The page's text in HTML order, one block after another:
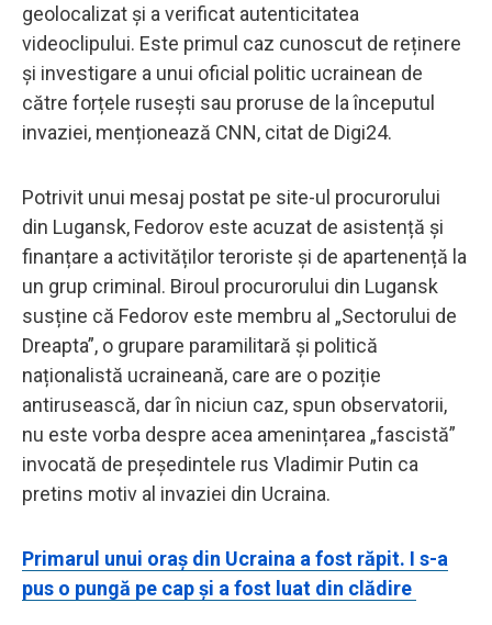
geolocalizat și a verificat autenticitatea
videoclipului. Este primul caz cunoscut de reținere
și investigare a unui oficial politic ucrainean de
către forțele rusești sau proruse de la începutul
invaziei, menționează CNN, citat de Digi24.
Potrivit unui mesaj postat pe site-ul procurorului
din Lugansk, Fedorov este acuzat de asistență și
finanțare a activităților teroriste și de apartenență la
un grup criminal. Biroul procurorului din Lugansk
susține că Fedorov este membru al „Sectorului de
Dreapta”, o grupare paramilitară și politică
naționalistă ucraineană, care are o poziție
antirusească, dar în niciun caz, spun observatorii,
nu este vorba despre acea amenințarea „fascistă”
invocată de președintele rus Vladimir Putin ca
pretins motiv al invaziei din Ucraina.
Primarul unui oraș din Ucraina a fost răpit. I s-a
pus o pungă pe cap și a fost luat din clădire